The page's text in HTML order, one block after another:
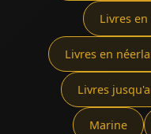
Livres
Livres en
Livres
Marine